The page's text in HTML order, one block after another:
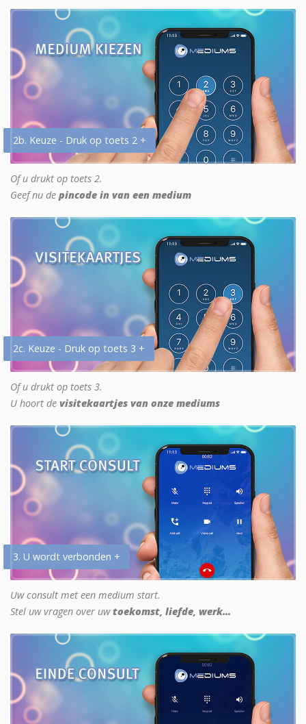
2b. Keuze - Druk op toets 2 +
Of u drukt op toets 2.
Geef nu de pincode in van een medium
2c. Keuze - Druk op toets 3 +
Of u drukt op toets 3.
U hoort de visitekaartjes van onze mediums
3. U wordt verbonden +
Uw consult met een medium start.
Stel uw vragen over uwtoekomst, liefde, werk...